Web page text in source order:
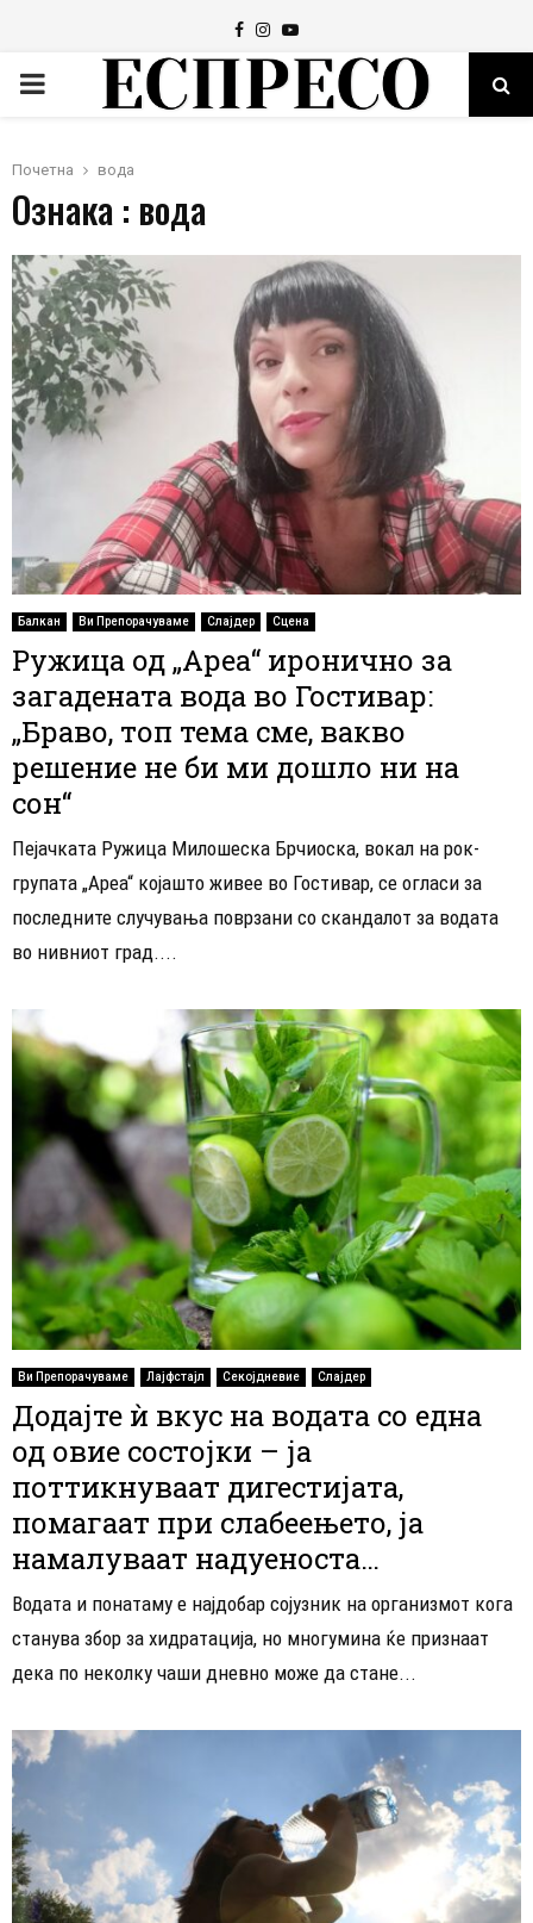
Facebook
Instagram
Youtube
PRIMARY
Почетна вода
Ознака : вода
Балкан Ви Препорачуваме Слајдер Сцена
Ружица од „Ареа“ иронично за
загадената вода во Гостивар:
„Браво, топ тема сме, вакво
решение не би ми дошло ни на
сон“
Пејачката Ружица Милошеска Брчиоска, вокал на рок-
групата „Ареа“ којашто живее во Гостивар, се огласи за
последните случувања поврзани со скандалот за водата
во нивниот град....
Ви Препорачуваме Лајфстајл Секојдневие Слајдер
Додајте ѝ вкус на водата со една
од овие состојки – ја
поттикнуваат дигестијата,
помагаат при слабеењето, ја
намалуваат надуеноста…
Водата и понатаму е најдобар сојузник на организмот кога
станува збор за хидратација, но многумина ќе признаат
дека по неколку чаши дневно може да стане...